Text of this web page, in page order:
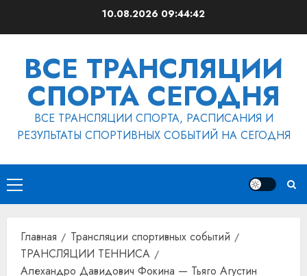
10.08.2026 09:44:43
ВСЕ ТРАНСЛЯЦИИ
СПОРТА СЕГОДНЯ
ВСЕ ТРАНСЛЯЦИИ СПОРТА, РАСПИСАНИЯ И
РЕЗУЛЬТАТЫ СПОРТИВНЫХ СОБЫТИЙ НА СЕГОДНЯ
Основное
меню
Главная
Трансляции спортивных событий
ТРАНСЛЯЦИИ ТЕННИСА
Алехандро Давидович Фокина — Тьяго Агустин